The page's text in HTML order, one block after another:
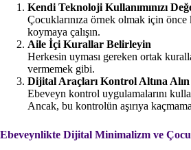
Kendi Teknoloji Kullanımınızı
Çocuklarınıza örnek olmak için önce
koymaya çalışın.
Aile İçi Kurallar Belirleyin
Herkesin uyması gereken ortak
vermemek gibi.
Dijital Araçları Kontrol Altına Alın
Ebeveyn kontrol uygulamalarını
Ancak, bu kontrolün aşırıya
Ebeveynlikte Dijital Minimalizm ve